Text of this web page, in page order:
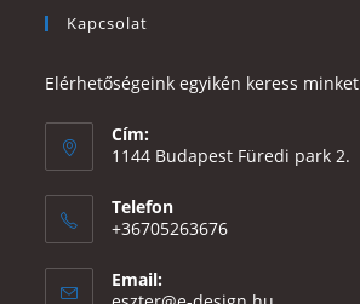
Kapcsolat
Elérhetőségeink egyikén keress minket
Cím:
1144 Budapest Füredi park 2.
Telefon
+36705263676
Email: